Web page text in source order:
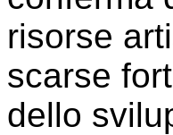
risorse
scarse
dello